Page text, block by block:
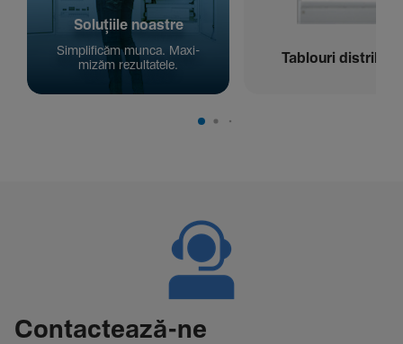
Solu­țiile noastre
Simpli­ficăm munca. Maxi­
mizăm rezul­ta­tele.
Tablouri
Contac­tează-ne